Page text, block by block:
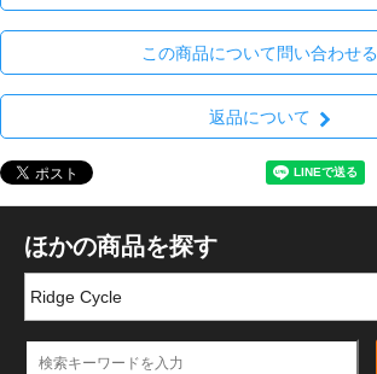
この商品について問い合わせる
返品について
ほかの商品を探す